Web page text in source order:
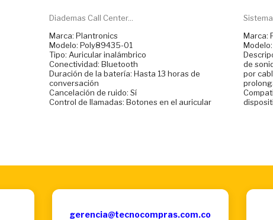
Diademas Call Center...
Marca: Plantronics
Modelo: Poly89435-01
Tipo: Auricular inalámbrico
Conectividad: Bluetooth
Duración de la batería: Hasta 13 horas de
conversación
Cancelación de ruido: Sí
Control de llamadas: Botones en el auricular
Marca:
de
por
gerencia@tecnocompras.com.co